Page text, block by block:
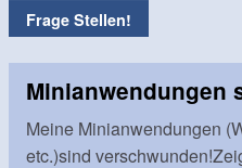
Frage Stellen!
Minianwendungen
Meine Minianwendungen
etc.)sind